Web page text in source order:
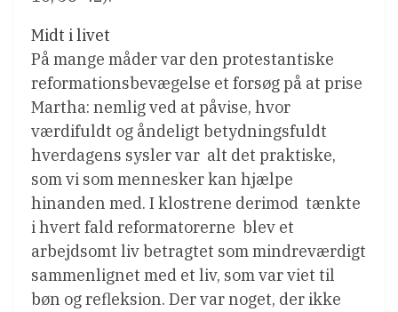
Midt i livet
På mange måder var den protestantiske
reformationsbevægelse et forsøg på at prise
Martha: nemlig ved at påvise, hvor
værdifuldt og åndeligt betydningsfuldt
hverdagens sysler var  alt det praktiske,
som vi som mennesker kan hjælpe
hinanden med. I klostrene derimod  tænkte
i hvert fald reformatorerne  blev et
arbejdsomt liv betragtet som mindreværdigt
sammenlignet med et liv, som var viet til
bøn og refleksion. Der var noget, der ikke